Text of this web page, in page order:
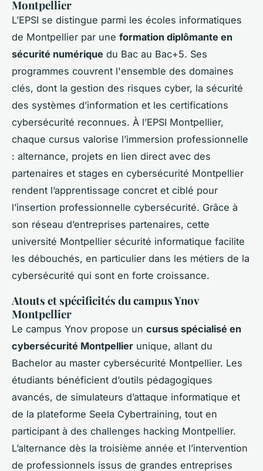
Montpellier
L’EPSI se distingue parmi les écoles informatiques
de Montpellier par une formation diplômante en
sécurité numérique du Bac au Bac+5. Ses
programmes couvrent l'ensemble des domaines
clés, dont la gestion des risques cyber, la sécurité
des systèmes d’information et les certifications
cybersécurité reconnues. À l’EPSI Montpellier,
chaque cursus valorise l’immersion professionnelle
: alternance, projets en lien direct avec des
partenaires et stages en cybersécurité Montpellier
rendent l’apprentissage concret et ciblé pour
l’insertion professionnelle cybersécurité. Grâce à
son réseau d’entreprises partenaires, cette
université Montpellier sécurité informatique facilite
les débouchés, en particulier dans les métiers de la
cybersécurité qui sont en forte croissance.
Atouts et spécificités du campus Ynov
Montpellier
Le campus Ynov propose un cursus spécialisé en
cybersécurité Montpellier unique, allant du
Bachelor au master cybersécurité Montpellier. Les
étudiants bénéficient d’outils pédagogiques
avancés, de simulateurs d’attaque informatique et
de la plateforme Seela Cybertraining, tout en
participant à des challenges hacking Montpellier.
L’alternance dès la troisième année et l’intervention
de professionnels issus de grandes entreprises